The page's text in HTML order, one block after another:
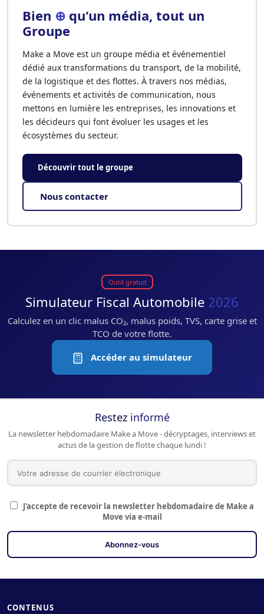
Bien ⊕qu'un média, tout un
Groupe
Make a Move est un groupe média et événementiel
dédié aux transformations du transport, de la mobilité,
de la logistique et des flottes. À travers nos médias,
événements et activités de communication, nous
mettons en lumière les entreprises, les innovations et
les décideurs qui font évoluer les usages et les
écosystèmes du secteur.
Découvrir tout le groupe
Nous contacter
Outil gratuit
Simulateur Fiscal Automobile 2026
Calculez en un clic malus CO₂, malus poids, TVS, carte grise et
TCO de votre flotte.
Accéder au simulateur
Restez informé
La newsletter hebdomadaire Make a Move - décryptages, interviews et
actus de la gestion de flotte chaque lundi !
J'accepte de recevoir la newsletter hebdomadaire de Make a
Move via e-mail
CONTENUS